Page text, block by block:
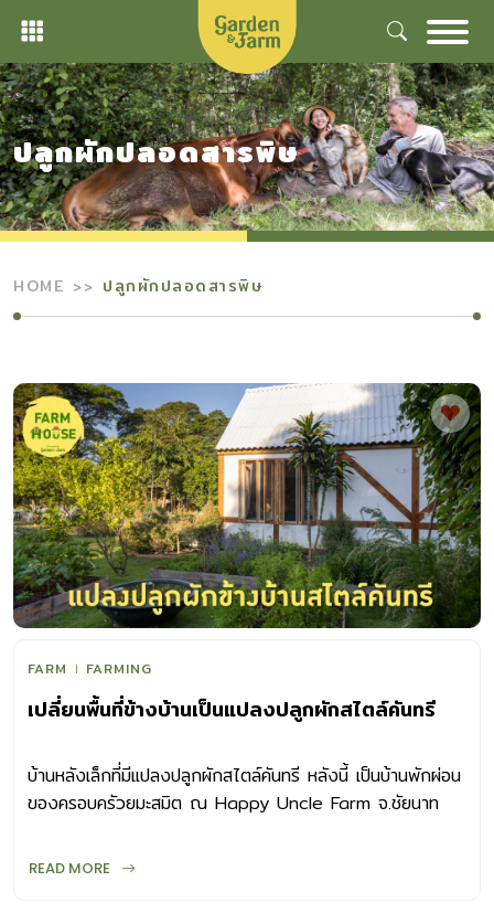
Skip
content
ปลูกผักปลอดสารพิษ
HOME ปลูกผักปลอดสารพิษ
FARM FARMING
เปลี่ยนพื้นที่ข้างบ้านเป็นแปลงปลูกผักสไตล์คันทรี
บ้านหลังเล็กที่มีแปลงปลูกผักสไตล์คันทรี หลังนี้ เป็นบ้านพักผ่อน
ของครอบครัวยมะสมิต ณ Happy Uncle Farm จ.ชัยนาท
READ MORE